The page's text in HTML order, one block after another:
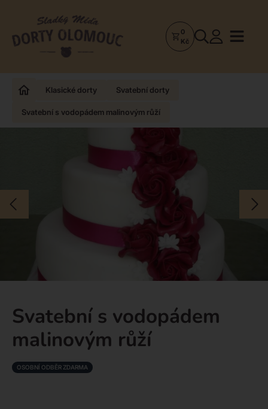
Dorty
Zakázkové
poctivá
0
Kč
Klasické dorty Svatební dorty
Svatební s vodopádem malinovým růží
Svatební s vodopádem
malinovým růží
OSOBNÍ ODBĚR ZDARMA